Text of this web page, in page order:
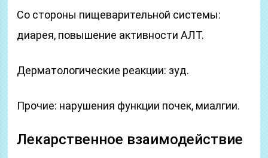
Со стороны пищеварительной системы:
диарея, повышение активности АЛТ.
Дерматологические реакции: зуд.
Прочие: нарушения функции почек, миалгии.
Лекарственное взаимодействие